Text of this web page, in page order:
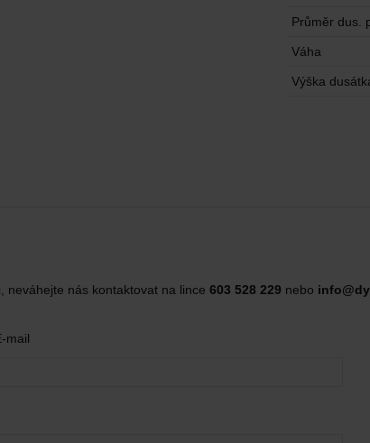
Průměr dus.
Váha
Výška
neváhejte nás kontaktovat na lince 603 528 229 nebo
mail